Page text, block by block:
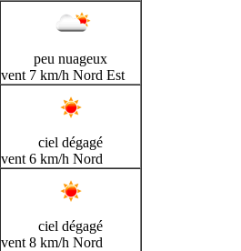
peu nuageux
vent 7 km/h Nord Est
ciel dégagé
vent 6 km/h Nord
ciel dégagé
vent 8 km/h Nord